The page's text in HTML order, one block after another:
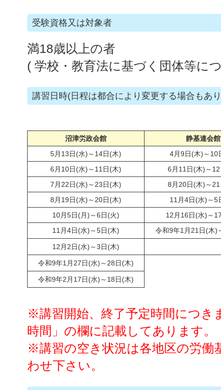
受験資格又は対象者
満18歳以上の者
( 学校・教育法に基づく団体等に
講習日時(日程は都合により変更する場合もあ
沼津労政会館
静基連会館
5月13日(水)～14日(木)
4月9日(木)～10
6月10日(水)～11日(木)
6月11日(木)～
7月22日(水)～23日(木)
8月20日(木)～
8月19日(水)～20日(木)
11月4日(水)～5
10月5日(月)～6日(火)
12月16日(水)～
11月4日(水)～5日(木)
令和9年1月21日(木)
12月2日(水)～3日(木)
令和9年1月27日(水)～28日(木)
令和9年2月17日(水)～18日(木)
※講習開始、終了予定時間につき
時間」の欄に記載してあります。
※講習の空き状況は各地区の労働
わせ下さい。